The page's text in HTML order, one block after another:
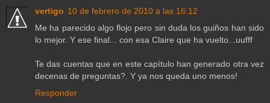
vertigo 10 de febrero de 2010 a las 16:12
Me ha parecido algo flojo pero sin duda los guiños han sido
lo mejor. Y ese final... con esa Claire que ha vuelto...uufff
Te das cuentas que en este capítulo han generado otra vez
decenas de preguntas?. Y ya nos queda uno menos!
Responder